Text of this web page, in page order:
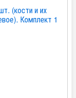
(кости и их
Комплект 1